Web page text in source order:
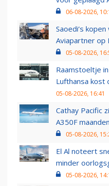
06-08-2026,
Saoedi’s
Aviapartner op
05-08-2026,
Raamstoeltje
Lufthansa kost
05-08-2026, 16:41
Cathay Pacific
A350F
05-08-2026,
El Al noteert
minder
05-08-2026,